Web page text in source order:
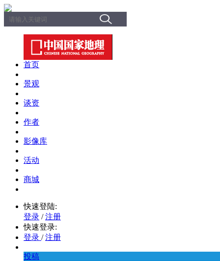
首页
景观
谈资
作者
影像库
活动
商城
快速登陆:
登录 / 注册
快速登录:
登录 / 注册
投稿